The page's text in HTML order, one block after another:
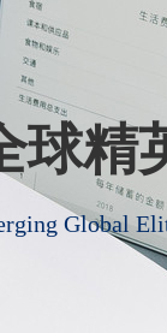
球精
Global